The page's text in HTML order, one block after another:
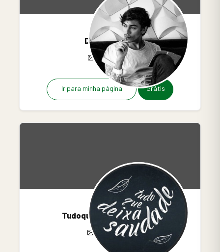
Diego Rbor
6 0
Ir para minha página Grátis
Tudoquedeixasaudade
0 0 0